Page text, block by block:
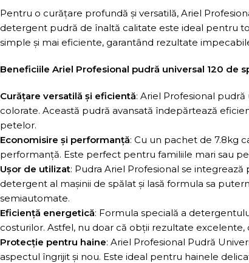
Pentru o curățare profundă și versatilă, Ariel
detergent pudră de înaltă calitate este ideal pentru
simple și mai eficiente, garantând rezultate
Beneficiile Ariel Profesional pudră universal 120 de
Curățare versatilă și eficientă: Ariel Profesional
colorate. Această pudră avansată îndepărtează
petelor.
Economisire și performanță: Cu un pachet de 7.8kg
performanță. Este perfect pentru familiile mari sau
Ușor de utilizat: Pudra Ariel Profesional se
detergent al mașinii de spălat și lasă formula sa
semiautomate.
Eficiență energetică: Formula specială a
costurilor. Astfel, nu doar că obții rezultate
Protecție pentru haine: Ariel Profesional Pudră
aspectul îngrijit și nou. Este ideal pentru hainele